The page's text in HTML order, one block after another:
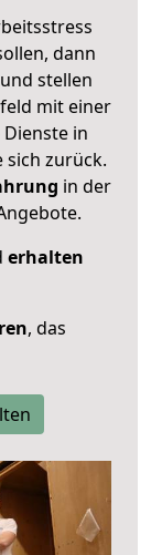
dann
stellen
mit einer
in
sich zurück.
in der
erhalten
, das